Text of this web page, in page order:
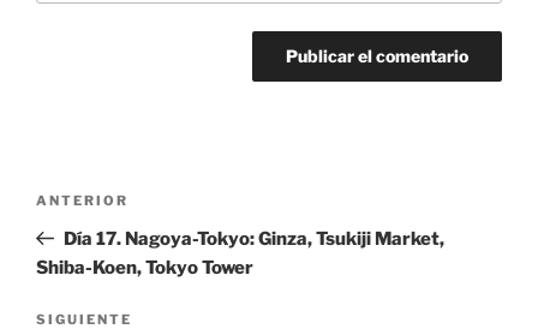
entradas
Entrada
anterior:
ANTERIOR
Día 17. Nagoya-Tokyo: Ginza, Tsukiji Market,
Shiba-Koen, Tokyo Tower
Siguiente
SIGUIENTE